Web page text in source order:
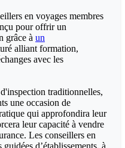
en voyages membres
pour offrir un
grâce à un
alliant formation,
avec les
traditionnelles,
une occasion de
qui approfondira leur
leur capacité à vendre
Les conseillers en
d’établissements, à